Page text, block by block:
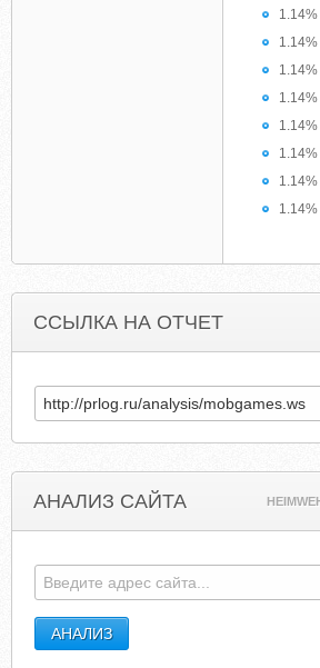
ССЫЛКА НА ОТЧЕТ
АНАЛИЗ САЙТА